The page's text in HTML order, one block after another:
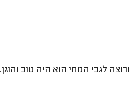
לגבי המחי הוא היה טוב והוגן.